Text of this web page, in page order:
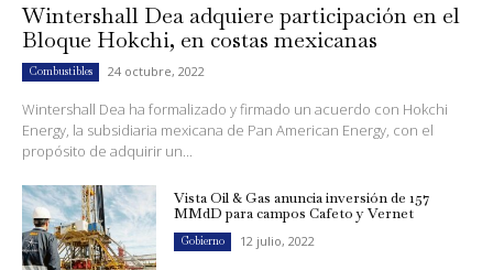
Wintershall Dea adquiere participación en el
Bloque Hokchi, en costas mexicanas
Combustibles 24 octubre, 2022
Wintershall Dea ha formalizado y firmado un acuerdo con Hokchi
Energy, la subsidiaria mexicana de Pan American Energy, con el
propósito de adquirir un...
Vista Oil & Gas anuncia inversión de 157
MMdD para campos Cafeto y Vernet
Gobierno 12 julio, 2022